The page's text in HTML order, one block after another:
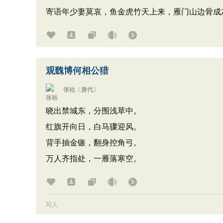
寄语年少妻莫哀，鱼金虎竹天上来，雁门山边骨成
观魏博何相公猎
张祜 〔唐代〕
晓出禁城东，分围浅草中。
红旗开向日，白马骤迎风。
背手抽金镞，翻身控角弓。
万人齐指处，一雁落寒空。
写人